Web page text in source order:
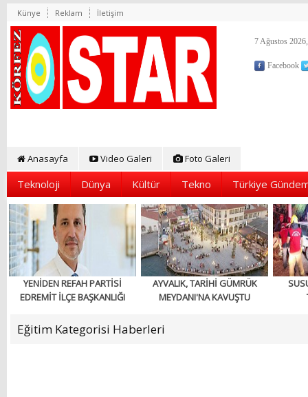
Künye Reklam İletişim
7 Ağustos
Facebook
Anasayfa Video Galeri Foto Galeri
Teknoloji Dünya Kültür Tekno Türkiye
YENİDEN REFAH PARTİSİ
EDREMİT İLÇE BAŞKANLIĞI
AÇILIYOR!
AYVALIK, TARİHİ GÜMRÜK
MEYDANI'NA KAVUŞTU
Eğitim Kategorisi Haberleri